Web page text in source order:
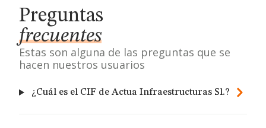
Preguntas
frecuentes
Estas son alguna de las preguntas que se
hacen nuestros usuarios
¿Cuál es el CIF de Actua Infraestructuras Sl.?